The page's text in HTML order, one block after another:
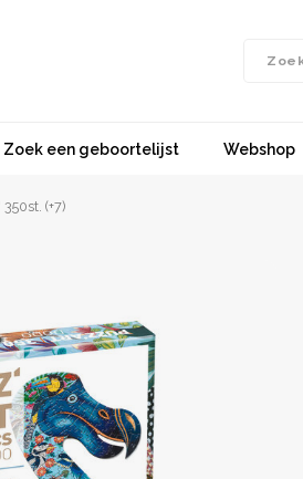
Zoek een geboortelijst Webshop
(+7)